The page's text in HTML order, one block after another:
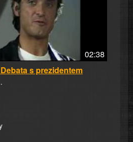
02:38
s prezidentem